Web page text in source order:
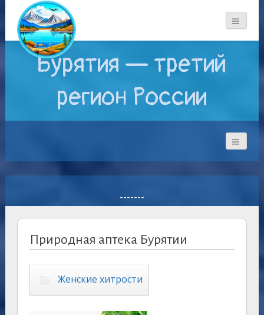
Бурятия — третий
регион России
-------
Природная аптека Бурятии
Женские хитрости